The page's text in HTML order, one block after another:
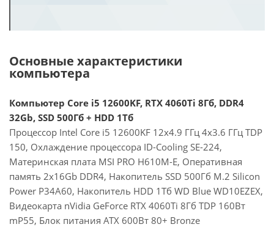
Основные характеристики
компьютера
Компьютер Core i5 12600KF, RTX 4060Ti 8Гб, DDR4
32Gb, SSD 500Гб + HDD 1Тб
Процессор Intel Core i5 12600KF 12x4.9 ГГц 4x3.6 ГГц TDP
150, Охлаждение процессора ID-Cooling SE-224,
Материнская плата MSI PRO H610M-E, Оперативная
память 2x16Gb DDR4, Накопитель SSD 500Гб M.2 Silicon
Power P34A60, Накопитель HDD 1Тб WD Blue WD10EZEX,
Видеокарта nVidia GeForce RTX 4060Ti 8Гб TDP 160Вт
mP55, Блок питания ATX 600Вт 80+ Bronze